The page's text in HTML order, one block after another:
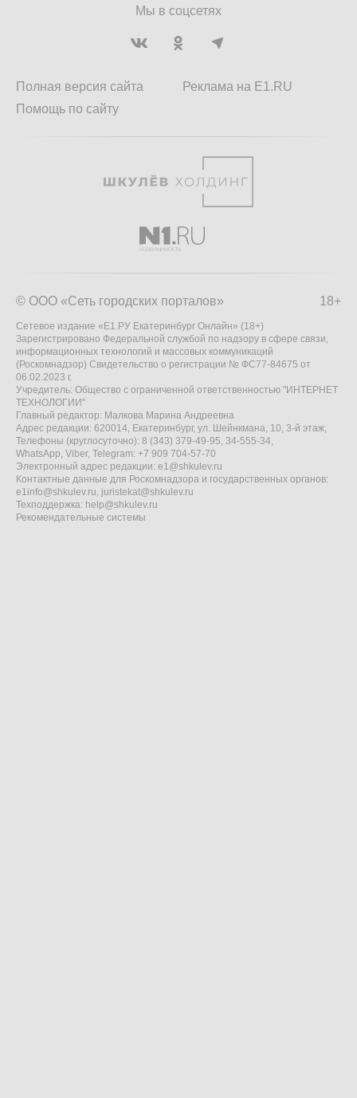
Мы в соцсетях
Полная версия сайта
Помощь по сайту
Реклама на E1.RU
18+
© ООО «Сеть городских порталов»
Сетевое издание «Е1.РУ Екатеринбург Онлайн» (18+)
Зарегистрировано Федеральной службой по надзору в сфере связи,
информационных технологий и массовых коммуникаций
(Роскомнадзор) Свидетельство о регистрации № ФС77-84675 от
06.02.2023 г.
Учредитель: Общество с ограниченной ответственностью "ИНТЕРНЕТ
ТЕХНОЛОГИИ"
Главный редактор: Малкова Марина Андреевна
Адрес редакции: 620014, Екатеринбург, ул. Шейнкмана, 10, 3-й этаж,
Телефоны (круглосуточно): 8 (343) 379-49-95, 34-555-34,
WhatsApp, Viber, Telegram: +7 909 704-57-70
Электронный адрес редакции: e1@shkulev.ru
Контактные данные для Роскомнадзора и государственных органов:
e1info@shkulev.ru, juristekat@shkulev.ru
Техподдержка: help@shkulev.ru
Рекомендательные системы